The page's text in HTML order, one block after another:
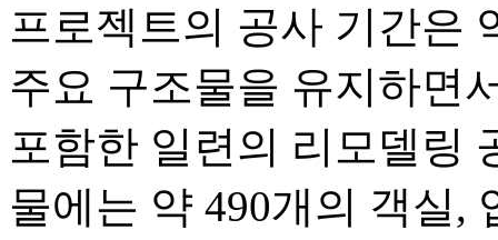
프로젝트의 공사 기간은
주요 구조물을 유지하면
포함한 일련의 리모델링
물에는 약 490개의 객실,